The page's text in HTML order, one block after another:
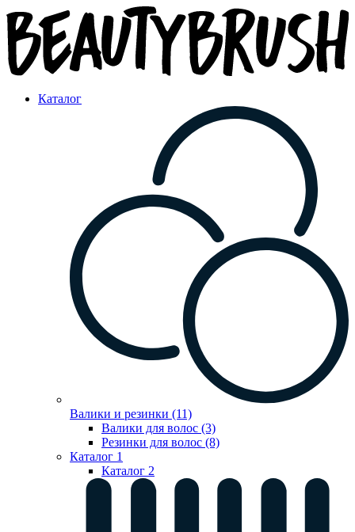
Каталог
Валики и резинки (11)
Валики для волос (3)
Резинки для волос (8)
Каталог 1
Каталог 2